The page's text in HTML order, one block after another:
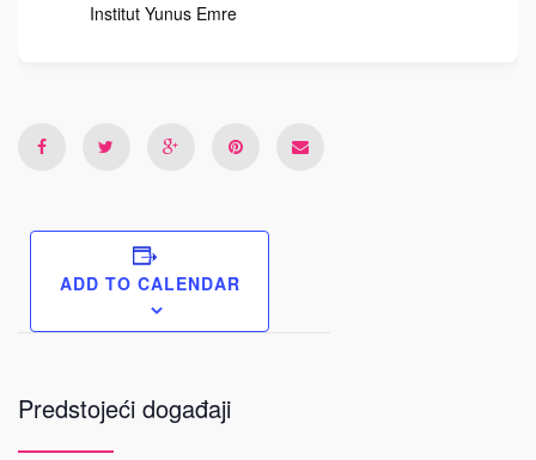
Institut Yunus Emre
ADD TO CALENDAR
Predstojeći događaji